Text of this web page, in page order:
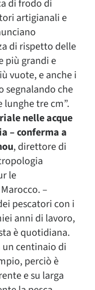
di frodo di
artigianali e
di rispetto delle
più grandi e
vuote, e anche i
che
tre cm”.
nelle acque
– conferma a
, direttore di
le
–
pescatori con i
anni di lavoro,
è quotidiana.
centinaio di
perciò è
e su larga